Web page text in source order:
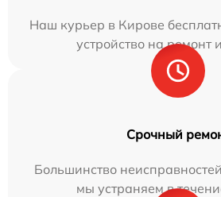
Наш курьер в Кирове
устройство на ремонт
Срочный
Большинство
мы устраняем в